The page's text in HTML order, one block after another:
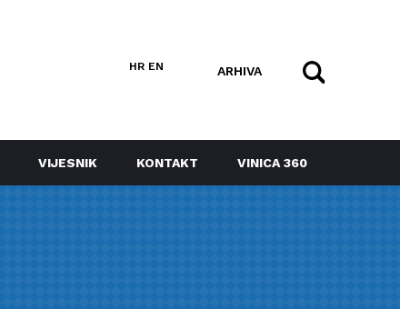
HR EN ARHIVA
VIJESNIK KONTAKT VINICA 360